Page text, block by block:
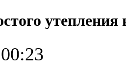
утепления